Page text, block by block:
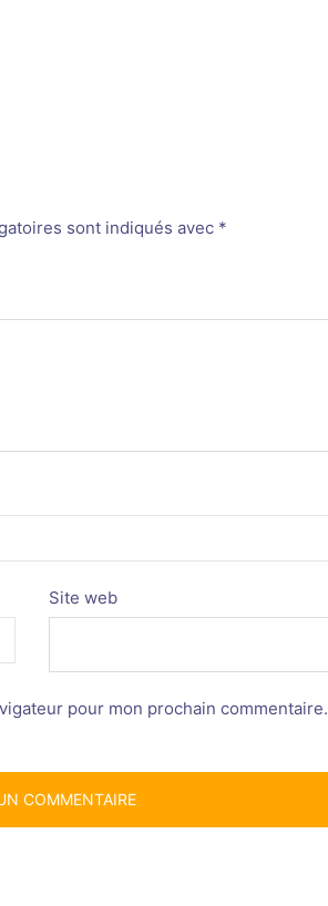
sont indiqués avec *
Site web
pour mon prochain commentaire.